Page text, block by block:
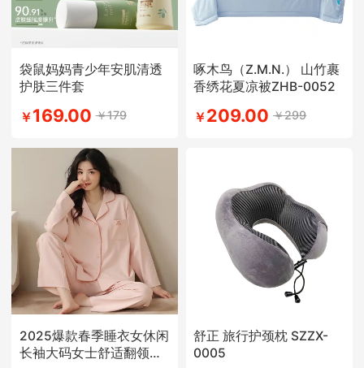
袋鼠妈妈青少年安肌清透
护肤三件套
￥169.00 ￥179
啄木鸟（Z.M.N.） 山竹裹
香绣花夏凉被ZHB-0052
￥209.00 ￥299
2025爆款春季睡衣女休闲
长袖大码女士舒适翻领学
舒正 旅行护颈枕 SZZX-
0005